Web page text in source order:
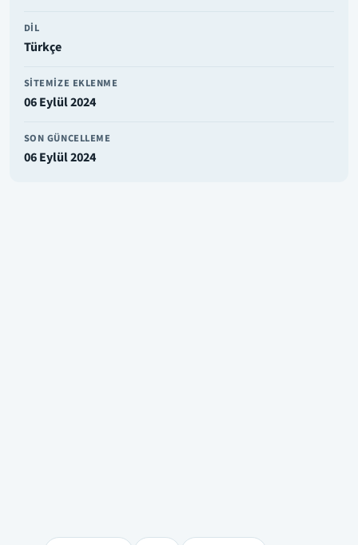
DIL
Türkçe
SITEMIZE EKLENME
06 Eylül 2024
SON GÜNCELLEME
06 Eylül 2024